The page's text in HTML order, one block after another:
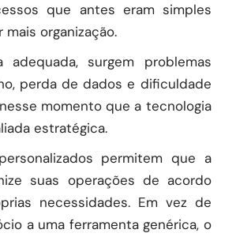
que antes eram simples
mais organização.
adequada, surgem problemas
perda de dados e dificuldade
momento que a tecnologia
estratégica.
permitem que a
suas operações de acordo
necessidades. Em vez de
a uma ferramenta genérica, o